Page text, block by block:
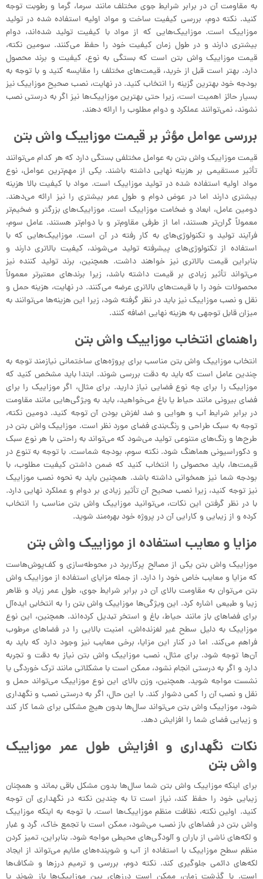
به مقاومت آن در برابر شرایط جوی مختلف مانند سرما، گرما و رطوبت توجه
کنید. نکته دوم، بررسی کیفیت ساخت و مواد اولیه استفاده شده در تولید
موزاییک است. موزاییک‌هایی که از مواد با کیفیت تولید شده‌اند، دوام
بیشتری دارند و در طول زمان کیفیت خود را حفظ می‌کنند. سومین نکته،
قیمت موزاییک واش بتن است که بستگی به نوع، کیفیت و برند محصول
دارد. بهتر است قبل از خرید، قیمت‌های مختلف را مقایسه کنید و با توجه به
بودجه خود بهترین گزینه را انتخاب کنید. در نهایت، نصب صحیح موزاییک نیز
بسیار حائز اهمیت است، زیرا حتی بهترین موزاییک‌ها نیز اگر به درستی نصب
نشوند، نمی‌توانند عملکرد و دوام مطلوب را ارائه دهند.
بررسی عوامل مؤثر بر قیمت موزاییک واش بتن
قیمت موزاییک واش بتن به عوامل مختلفی بستگی دارد که هر کدام می‌توانند
تأثیر مستقیمی بر هزینه نهایی داشته باشند. یکی از مهم‌ترین عوامل، نوع
مواد اولیه استفاده شده در تولید موزاییک است. مواد با کیفیت بالا هزینه
بیشتری دارند اما در عوض دوام و طول عمر بیشتری را نیز ارائه می‌دهند.
دومین عامل، ابعاد و ضخامت موزاییک است. موزاییک‌های بزرگتر و ضخیم‌تر
معمولاً گران‌تر هستند، اما از طرفی مقاوم‌تر و با دوام‌تر هستند. عامل سوم،
فرآیند تولید و تکنولوژی‌های به کار رفته در آن است. موزاییک‌هایی که با
استفاده از تکنولوژی‌های پیشرفته تولید می‌شوند، کیفیت بالاتری دارند و
بنابراین قیمت بالاتری نیز خواهند داشت. همچنین، برند تولید کننده نیز
می‌تواند تأثیر زیادی بر قیمت داشته باشد، زیرا برندهای معتبرتر معمولاً
محصولات خود را با قیمت‌های بالاتری عرضه می‌کنند. در نهایت، هزینه حمل و
نقل و نصب موزاییک نیز باید در نظر گرفته شود، زیرا این هزینه‌ها می‌توانند به
میزان قابل توجهی به هزینه نهایی اضافه کنند.
راهنمای انتخاب موزاییک واش بتن
انتخاب موزاییک واش بتن مناسب برای پروژه‌های ساختمانی نیازمند توجه به
چندین عامل است که باید به دقت بررسی شوند. ابتدا باید مشخص کنید که
موزاییک را برای چه نوع فضایی نیاز دارید. برای مثال، اگر موزاییک را برای
فضای بیرونی مانند حیاط یا باغ می‌خواهید، باید به ویژگی‌هایی مانند مقاومت
در برابر شرایط آب و هوایی و ضد لغزش بودن آن توجه کنید. دومین نکته،
توجه به سبک طراحی و رنگ‌بندی فضای مورد نظر است. موزاییک واش بتن در
طرح‌ها و رنگ‌های متنوعی تولید می‌شود که می‌تواند به راحتی با هر نوع سبک
و دکوراسیونی هماهنگ شود. نکته سوم، بودجه شماست. با توجه به تنوع در
قیمت‌ها، باید محصولی را انتخاب کنید که ضمن داشتن کیفیت مطلوب، با
بودجه شما نیز همخوانی داشته باشد. همچنین باید به نحوه نصب موزاییک
نیز توجه کنید، زیرا نصب صحیح آن تأثیر زیادی بر دوام و عملکرد نهایی دارد.
با در نظر گرفتن این نکات، می‌توانید موزاییک واش بتن مناسب را انتخاب
کرده و از زیبایی و کارایی آن در پروژه خود بهره‌مند شوید.
مزایا و معایب استفاده از موزاییک واش بتن
موزاییک واش بتن یکی از مصالح پرکاربرد در محوطه‌سازی و کف‌پوش‌هاست
که مزایا و معایب خاص خود را دارد. از جمله مزایای استفاده از موزاییک واش
بتن می‌توان به مقاومت بالای آن در برابر شرایط جوی، طول عمر زیاد و ظاهر
زیبا و طبیعی اشاره کرد. این ویژگی‌ها موزاییک واش بتن را به انتخابی ایده‌آل
برای فضاهای باز مانند حیاط، باغ و استخر تبدیل کرده‌اند. همچنین، این نوع
موزاییک به دلیل سطح غیر لغزنده‌اش، امنیت بالایی را در فضاهای مرطوب
فراهم می‌کند. اما در کنار این مزایا، برخی معایب نیز وجود دارد که باید به
آن‌ها توجه شود. برای مثال، نصب موزاییک واش بتن نیاز به دقت و تجربه
دارد و اگر به درستی انجام نشود، ممکن است با مشکلاتی مانند ترک خوردگی یا
نشست مواجه شوید. همچنین، وزن بالای این نوع موزاییک می‌تواند حمل و
نقل و نصب آن را کمی دشوار کند. با این حال، اگر به درستی نصب و نگهداری
شود، موزاییک واش بتن می‌تواند سال‌ها بدون هیچ مشکلی برای شما کار کند
و زیبایی فضای شما را افزایش دهد.
نکات نگهداری و افزایش طول عمر موزاییک
واش بتن
برای اینکه موزاییک واش بتن شما سال‌ها بدون مشکل باقی بماند و همچنان
زیبایی خود را حفظ کند، نیاز است تا به چندین نکته در نگهداری آن توجه
کنید. اولین نکته، نظافت منظم موزاییک‌ها است. با توجه به اینکه موزاییک
واش بتن در فضاهای باز نصب می‌شود، ممکن است با تجمع خاک، گرد و غبار
و لکه‌های ناشی از باران و آلودگی‌های محیطی مواجه شود. بنابراین، تمیز کردن
منظم سطح موزاییک با استفاده از آب و شوینده‌های ملایم می‌تواند از ایجاد
لکه‌های دائمی جلوگیری کند. نکته دوم، بررسی و ترمیم درزها و شکاف‌ها